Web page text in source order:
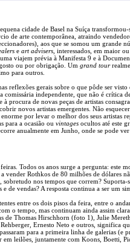
cidade de Basel na Suíça
de arte contemporânea, atraindo
aos que se somou um grande
e art advisers , interessados, em maior
viajem prévia à Manifesta 9 e à
ou por obrigação. Um grand tour
para outros.
reflexões gerais sobre o que pôde ser visto
comissária independente, que não é crítica
à procura de novas peças de artistas
novos artistas emergentes. Não
por levar o melhor dos seus artistas
para a ocasião ou vintages ocultos até este
anualmente em Junho, onde se pode
Todos os anos surge a pergunta: este
vender Rothkos de 80 milhões de dólares
sobretudo nos tempos que correm? Suporta-
e de vendas? A resposta continua a ser um
entre os dois pisos da feira, entre o
o tempo, mas continuam ainda assim
de Thomas Hirschhorn (foto 1), Julie
Ernesto Neto e outros, significa
para a primeira linha de galerias (e
em leilões, juntamente com Koons, Boetti,